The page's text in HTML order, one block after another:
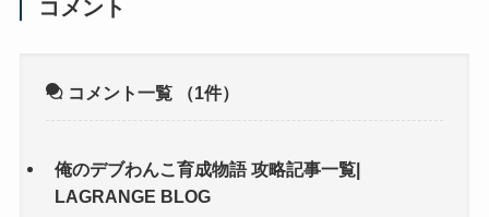
コメント
コメント一覧 （1件）
俺のデブわんこ育成物語 攻略記事一覧|
LAGRANGE BLOG